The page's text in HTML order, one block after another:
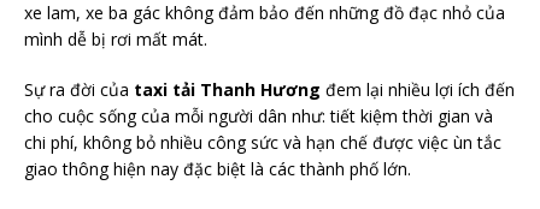
xe lam, xe ba gác không đảm bảo đến những đồ đạc nhỏ của
mình dễ bị rơi mất mát.
Sự ra đời của taxi tải Thanh Hương đem lại nhiều lợi ích đến
cho cuộc sống của mỗi người dân như: tiết kiệm thời gian và
chi phí, không bỏ nhiều công sức và hạn chế được việc ùn tắc
giao thông hiện nay đặc biệt là các thành phố lớn.